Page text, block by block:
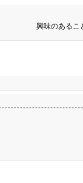
興味のあるこ